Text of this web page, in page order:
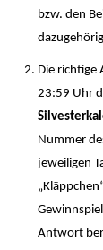
bzw. den
Die
23:59 Uhr
Nummer
jeweiligen
Antwort